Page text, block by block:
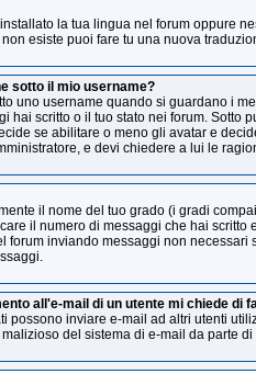
la tua lingua nel forum oppure
esiste puoi fare tu una nuova
sotto il mio username?
uno username quando si guardano i
hai scritto o il tuo stato nei forum. Sotto
se abilitare o meno gli avatar e
e devi chiedere a lui le
il nome del tuo grado (i gradi
il numero di messaggi che hai
forum inviando messaggi non
all'e-mail di un utente mi chiede di
possono inviare e-mail ad altri utenti
del sistema di e-mail da parte